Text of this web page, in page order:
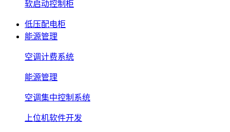
软启动控制柜
低压配电柜
能源管理
空调计费系统
能源管理
空调集中控制系统
上位机软件开发